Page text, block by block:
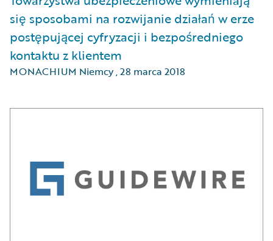
się sposobami na rozwijanie działań w erze
postępującej cyfryzacji i bezpośredniego
kontaktu z klientem
MONACHIUM Niemcy,28 marca 2018